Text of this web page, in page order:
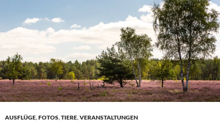
AUSFLÜGE,FOTOS,TIERE,VERANSTALTUNGEN